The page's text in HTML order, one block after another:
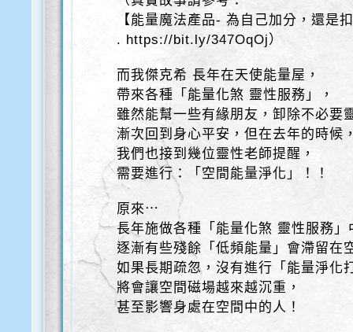
【能量魔法產品- 為自己加分，還是
. https://bit.ly/347OqOj）
而我傑克希 長年在天使能量屋，
帶來各種「能量化煞 靈性服務」，
雖然能幫一些有緣朋友，卸除不必要
漸次回到身心平安，但在去年的時候
我們也接到幾位靈性老師提醒，
需要進行：「空間能量淨化」！！
原來⋯
長年施做各種「能量化煞 靈性服務」
逐漸有些殘餘「低頻能量」會滯留在
如果長期疏忽，沒有進行「能量淨化
將會讓空間磁場越來越沉重，
甚至影響身處在空間中的人！